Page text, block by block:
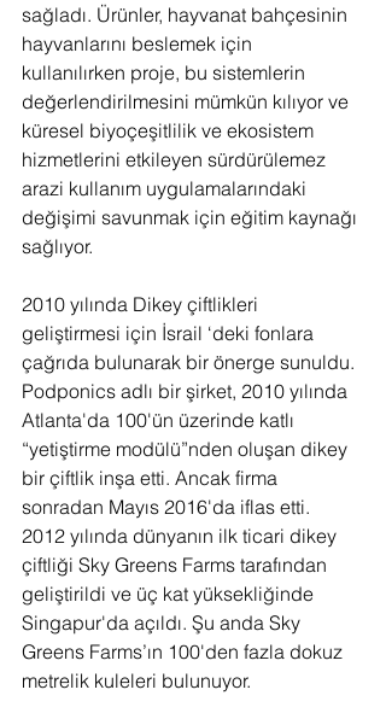
sağladı. Ürünler, hayvanat bahçesinin
hayvanlarını beslemek için
kullanılırken proje, bu sistemlerin
değerlendirilmesini mümkün kılıyor ve
küresel biyoçeşitlilik ve ekosistem
hizmetlerini etkileyen sürdürülemez
arazi kullanım uygulamalarındaki
değişimi savunmak için eğitim kaynağı
sağlıyor.
2010 yılında Dikey çiftlikleri
geliştirmesi için İsrail ‘deki fonlara
çağrıda bulunarak bir önerge sunuldu.
Podponics adlı bir şirket, 2010 yılında
Atlanta'da 100'ün üzerinde katlı
“yetiştirme modülü”nden oluşan dikey
bir çiftlik inşa etti. Ancak firma
sonradan Mayıs 2016'da iflas etti.
2012 yılında dünyanın ilk ticari dikey
çiftliği Sky Greens Farms tarafından
geliştirildi ve üç kat yüksekliğinde
Singapur'da açıldı. Şu anda Sky
Greens Farms’ın 100'den fazla dokuz
metrelik kuleleri bulunuyor.